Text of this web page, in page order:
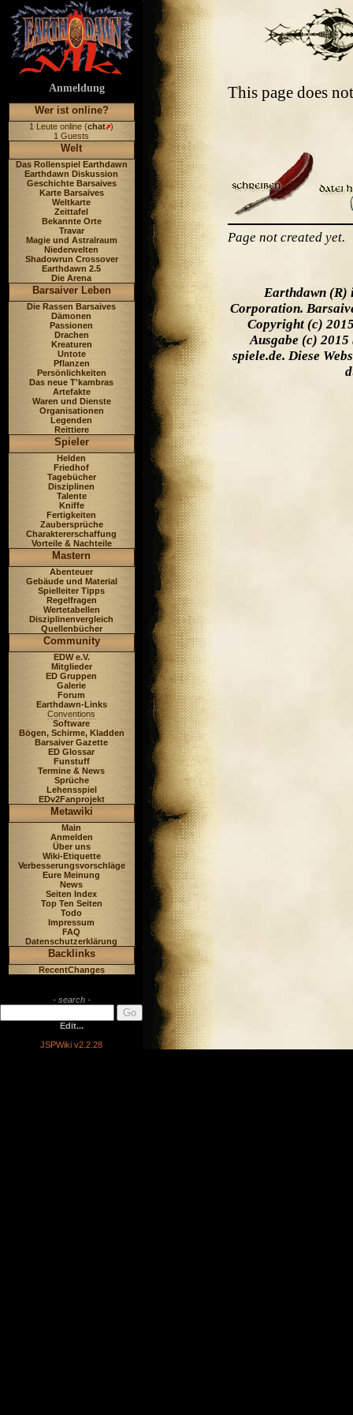
Anmeldung
Wer ist online?
1 Leute online (chat )
1 Guests
Welt
Das Rollenspiel Earthdawn
Earthdawn Diskussion
Geschichte Barsaives
Karte Barsaives
Weltkarte
Zeittafel
Bekannte Orte
Travar
Magie und Astralraum
Niederwelten
Shadowrun Crossover
Earthdawn 2.5
Die Arena
Barsaiver Leben
Die Rassen Barsaives
Dämonen
Passionen
Drachen
Kreaturen
Untote
Pflanzen
Persönlichkeiten
Das neue T'kambras
Artefakte
Waren und Dienste
Organisationen
Legenden
Reittiere
Spieler
Helden
Friedhof
Tagebücher
Disziplinen
Talente
Kniffe
Fertigkeiten
Zaubersprüche
Charaktererschaffung
Vorteile & Nachteile
Mastern
Abenteuer
Gebäude und Material
Spielleiter Tipps
Regelfragen
Wertetabellen
Disziplinenvergleich
Quellenbücher
Community
EDW e.V.
Mitglieder
ED Gruppen
Galerie
Forum
Earthdawn-Links
Conventions
Software
Bögen, Schirme, Kladden
Barsaiver Gazette
ED Glossar
Funstuff
Termine & News
Sprüche
Lehensspiel
EDv2Fanprojekt
Metawiki
Main
Anmelden
Über uns
Wiki-Etiquette
Verbesserungsvorschläge
Eure Meinung
News
Seiten Index
Top Ten Seiten
Todo
Impressum
FAQ
Datenschutzerklärung
Backlinks
RecentChanges
- search -
Edit...
JSPWiki v2.2.28
This page does
Page not created yet.
Earthdawn (R)
Corporation.
Copyright (c)
Ausgabe (c) 2015
spiele.de. Diese